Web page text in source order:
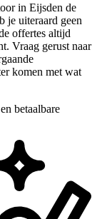
in Eijsden de
je uiteraard geen
offertes altijd
Vraag gerust naar
komen met wat
betaalbare